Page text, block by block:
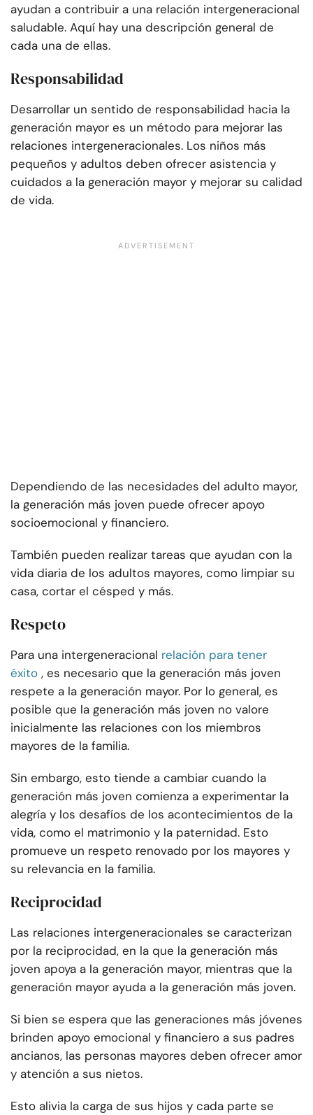
ayudan a contribuir a una relación intergeneracional
saludable. Aquí hay una descripción general de
cada una de ellas.
Responsabilidad
Desarrollar un sentido de responsabilidad hacia la
generación mayor es un método para mejorar las
relaciones intergeneracionales. Los niños más
pequeños y adultos deben ofrecer asistencia y
cuidados a la generación mayor y mejorar su calidad
de vida.
Dependiendo de las necesidades del adulto mayor,
la generación más joven puede ofrecer apoyo
socioemocional y financiero.
También pueden realizar tareas que ayudan con la
vida diaria de los adultos mayores, como limpiar su
casa, cortar el césped y más.
Respeto
Para una intergeneracional relación para tener
éxito , es necesario que la generación más joven
respete a la generación mayor. Por lo general, es
posible que la generación más joven no valore
inicialmente las relaciones con los miembros
mayores de la familia.
Sin embargo, esto tiende a cambiar cuando la
generación más joven comienza a experimentar la
alegría y los desafíos de los acontecimientos de la
vida, como el matrimonio y la paternidad. Esto
promueve un respeto renovado por los mayores y
su relevancia en la familia.
Reciprocidad
Las relaciones intergeneracionales se caracterizan
por la reciprocidad, en la que la generación más
joven apoya a la generación mayor, mientras que la
generación mayor ayuda a la generación más joven.
Si bien se espera que las generaciones más jóvenes
brinden apoyo emocional y financiero a sus padres
ancianos, las personas mayores deben ofrecer amor
y atención a sus nietos.
Esto alivia la carga de sus hijos y cada parte se